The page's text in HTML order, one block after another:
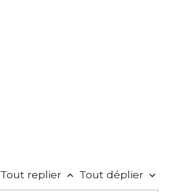
Tout replier keyboard_arrow_up Tout déplier keyboard_arrow_down